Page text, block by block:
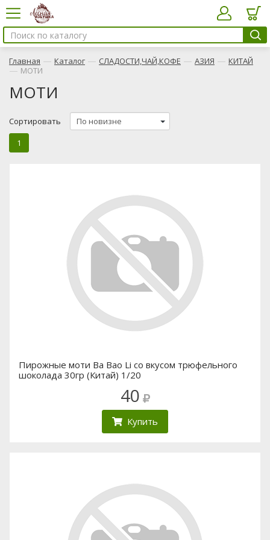
Главная — Каталог — СЛАДОСТИ,ЧАЙ,КОФЕ — АЗИЯ — КИТАЙ
— МОТИ
МОТИ
1
Сортировать
Пирожные моти Ba Bao Li со вкусом трюфельного
шоколада 30гр (Китай) 1/20
40
Купить